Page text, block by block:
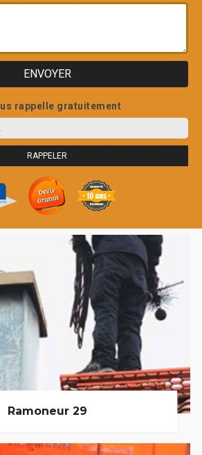
rappelle gratuitement
Ramoneur 29